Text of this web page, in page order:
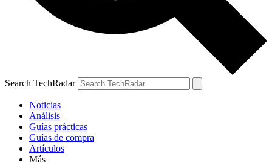
Search TechRadar
Noticias
Análisis
Guías prácticas
Guías de compra
Artículos
Más